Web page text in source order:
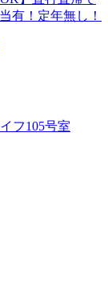
有！定年無し！
フ105号室